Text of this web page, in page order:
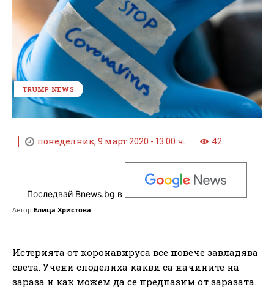
TRUMP NEWS
понеделник, 9 март 2020 - 13:00 ч. 42
Последвай Bnews.bg в
Автор Елица Христова
Истерията от коронавируса все повече завладява
света. Учени споделиха какви са начините на
зараза и как можем да се предпазим от заразата.